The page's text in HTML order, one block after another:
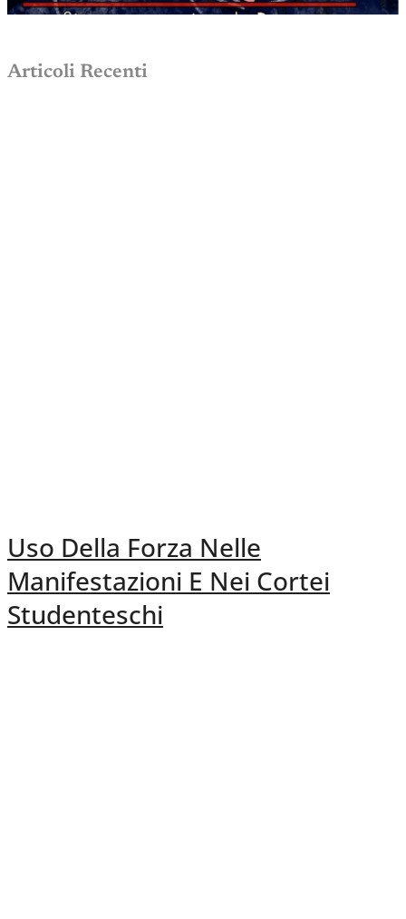
Articoli Recenti
Uso Della Forza Nelle
Manifestazioni E Nei Cortei
Studenteschi